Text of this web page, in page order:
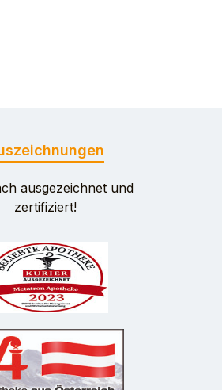
ausgezeichnet und
zertifiziert!